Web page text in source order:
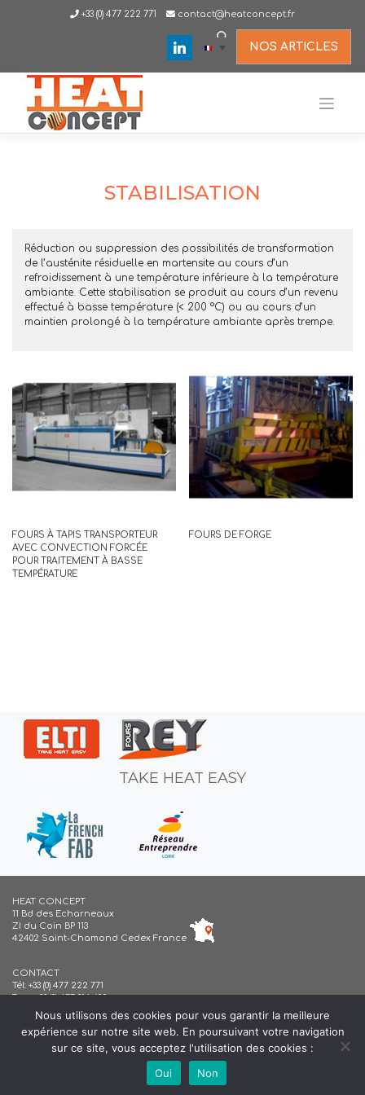
+33 (0) 477 222 771 contact@heatconcept.fr
linkedin NOS ARTICLES
STABILISATION
Réduction ou suppression des possibilités de transformation
de l’austénite résiduelle en martensite au cours d’un
refroidissement à une température inférieure à la température
ambiante. Cette stabilisation se produit au cours d’un revenu
effectué à basse température (< 200 °C) ou au cours d’un
maintien prolongé à la température ambiante après trempe.
FOURS À TAPIS TRANSPORTEUR
AVEC CONVECTION FORCÉE
POUR TRAITEMENT À BASSE
TEMPÉRATURE
FOURS DE FORGE
FORGEASY
TAKE HEAT EASY
HEAT CONCEPT
11 Bd des Echarneaux
ZI du Coin BP 113
42402 Saint-Chamond Cedex France
CONTACT
Tél: +33 (0) 477 222 771
Fax: + 33 (0) 477 314 638
contact@heatconcept.fr
Notre histoire
Télécharger les fiches techniques
Nous utilisons des cookies pour vous garantir la meilleure
expérience sur notre site web. En poursuivant votre navigation
sur ce site, vous acceptez l'utilisation des cookies :
Oui
Non